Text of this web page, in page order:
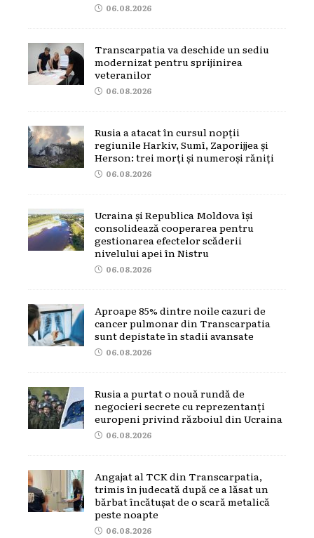
06.08.2026
Transcarpatia va deschide un sediu
modernizat pentru sprijinirea
veteranilor
06.08.2026
Rusia a atacat în cursul nopții
regiunile Harkiv, Sumî, Zaporijjea și
Herson: trei morți și numeroși răniți
06.08.2026
Ucraina și Republica Moldova își
consolidează cooperarea pentru
gestionarea efectelor scăderii
nivelului apei în Nistru
06.08.2026
Aproape 85% dintre noile cazuri de
cancer pulmonar din Transcarpatia
sunt depistate în stadii avansate
06.08.2026
Rusia a purtat o nouă rundă de
negocieri secrete cu reprezentanți
europeni privind războiul din Ucraina
06.08.2026
Angajat al TCK din Transcarpatia,
trimis în judecată după ce a lăsat un
bărbat încătușat de o scară metalică
peste noapte
06.08.2026